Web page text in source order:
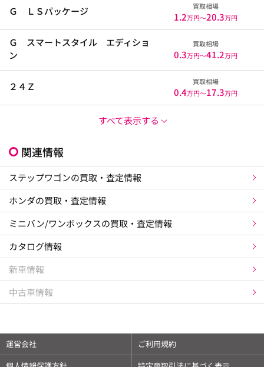
Ｇ ＬＳパッケージ 買取相場
1.2万円〜20.3万円
Ｇ スマートスタイル エディショ
ン
買取相場
0.3万円〜41.2万円
２４Ｚ 買取相場
0.4万円〜17.3万円
すべて表示する
関連情報
ステップワゴンの買取・査定情報
ホンダの買取・査定情報
ミニバン/ワンボックスの買取・査定情報
カタログ情報
新車情報
中古車情報
運営会社
ご利用規約